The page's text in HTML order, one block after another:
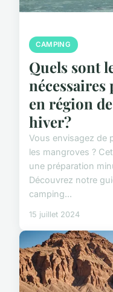
CAMPING
Quels sont
en région
hiver?
Vous envisagez de
les mangroves ?
une préparation
Découvrez notre
camping...
15 juillet 2024